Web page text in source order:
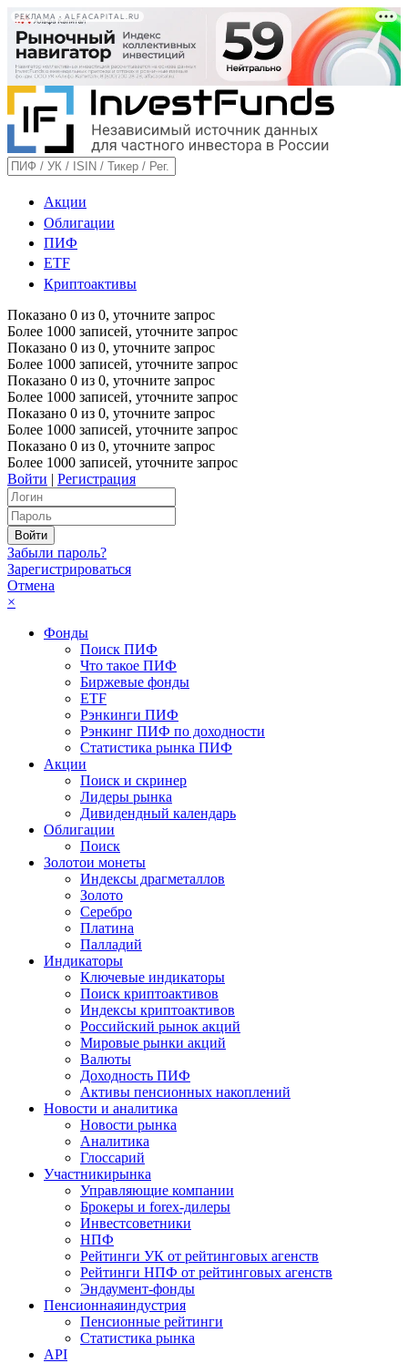
РЕКЛАМА • ALFACAPITAL.RU
Акции
Облигации
ПИФ
ETF
Криптоактивы
Показано 0 из 0, уточните запрос
Более 1000 записей, уточните запрос
Показано 0 из 0, уточните запрос
Более 1000 записей, уточните запрос
Показано 0 из 0, уточните запрос
Более 1000 записей, уточните запрос
Показано 0 из 0, уточните запрос
Более 1000 записей, уточните запрос
Показано 0 из 0, уточните запрос
Более 1000 записей, уточните запрос
Войти | Регистрация
Забыли пароль?
Зарегистрироваться
Отмена
×
Фонды
Поиск ПИФ
Что такое ПИФ
Биржевые фонды
ETF
Рэнкинги ПИФ
Рэнкинг ПИФ по доходности
Статистика рынка ПИФ
Акции
Поиск и скринер
Лидеры рынка
Дивидендный календарь
Облигации
Поиск
Золотои монеты
Индексы драгметаллов
Золото
Серебро
Платина
Палладий
Индикаторы
Ключевые индикаторы
Поиск криптоактивов
Индексы криптоактивов
Российский рынок акций
Мировые рынки акций
Валюты
Доходность ПИФ
Активы пенсионных накоплений
Новости и аналитика
Новости рынка
Аналитика
Глоссарий
Участникирынка
Управляющие компании
Брокеры и forex-дилеры
Инвестсоветники
НПФ
Рейтинги УК от рейтинговых агенств
Рейтинги НПФ от рейтинговых агенств
Эндаумент-фонды
Пенсионнаяиндустрия
Пенсионные рейтинги
Статистика рынка
API